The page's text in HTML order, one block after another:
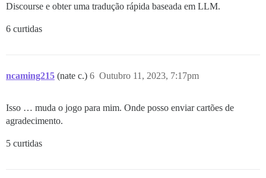
Discourse e obter uma tradução rápida baseada em LLM.
6 curtidas
ncaming215 (nate c.) Outubro 11, 2023, 7:17pm
6
Isso … muda o jogo para mim. Onde posso enviar cartões de
agradecimento.
5 curtidas